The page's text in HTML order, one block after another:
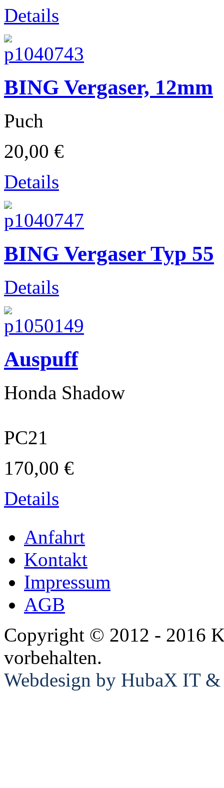
Puch
historische & klassische Zweiräder
Motorrad-Reifen / Moped-Reifen / Roller-Reifen / PKW-Reifen
Textilveredelung
Details
BING Vergaser, 12mm
Puch
20,00 €
Details
BING Vergaser Typ 55
Details
Auspuff
Honda Shadow
PC21
170,00 €
Details
Anfahrt
Kontakt
Impressum
AGB
Copyright © 2012 - 2016
vorbehalten.
Webdesign by HubaX IT